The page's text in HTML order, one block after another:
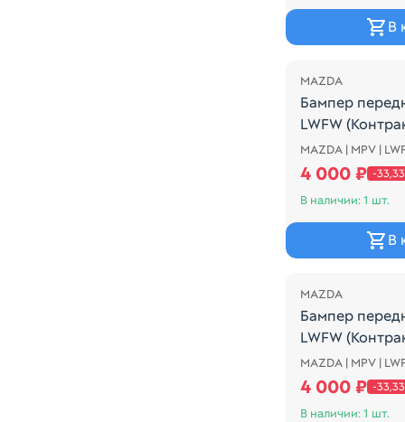
В
Распродажа
MAZDA
Бампер
LWFW
ДЕФЕКТ,
MAZDA | MPV |
4 000 ₽ -
В наличии: 1 шт.
В
Распродажа
MAZDA
Бампер
LWFW
Mazda MPV 2-
MAZDA | MPV |
4 000 ₽ -
В наличии: 1 шт.